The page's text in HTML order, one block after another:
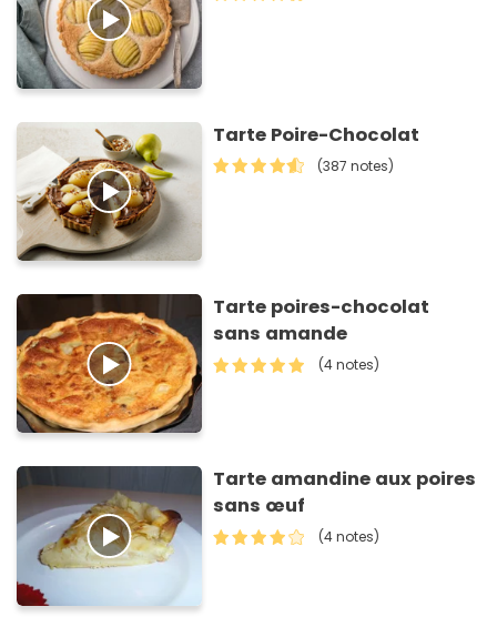
Tarte Poire-Chocolat
(387 notes)
Tarte poires-chocolat
sans amande
(4 notes)
Tarte amandine aux poires
sans œuf
(4 notes)